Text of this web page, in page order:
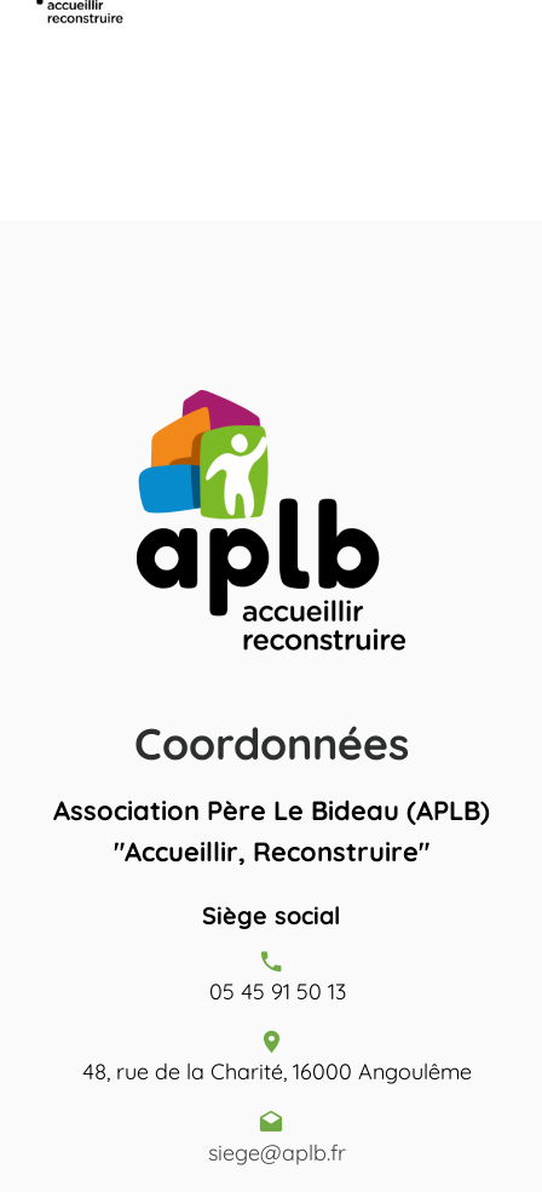
Coordonnées
Association Père Le Bideau (APLB)
"Accueillir, Reconstruire"
Siège social
05 45 91 50 13
48, rue de la Charité, 16000 Angoulême
siege@aplb.fr